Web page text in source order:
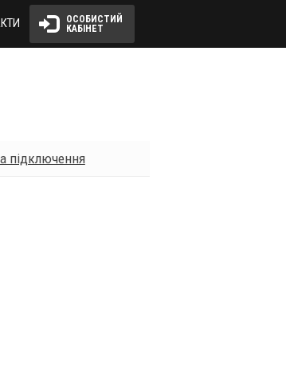
ОСОБИСТИЙ
КАБІНЕТ
підключення